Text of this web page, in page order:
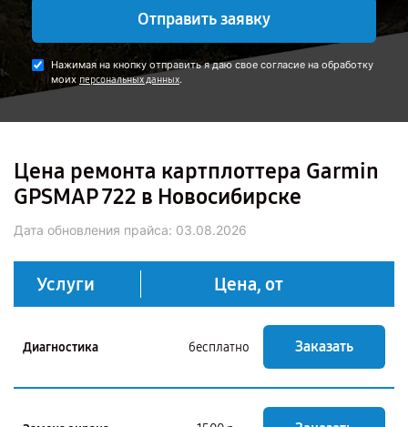
Отправить заявку
Нажимая на кнопку отправить я даю свое согласие на обработку
моих персональных данных.
Цена ремонта картплоттера Garmin
GPSMAP 722 в Новосибирске
Дата обновления прайса: 03.08.2026
Услуги Цена, от
Диагностика бесплатно Заказать